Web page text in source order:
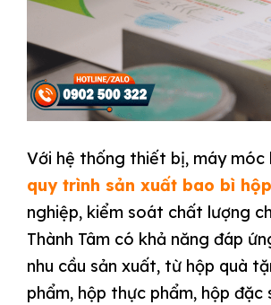
Với hệ thống thiết bị, máy móc
quy trình sản xuất bao bì
nghiệp, kiểm soát chất lượng
Thành Tâm có khả năng đáp
nhu cầu sản xuất, từ hộp quà
phẩm, hộp thực phẩm, hộp đặc